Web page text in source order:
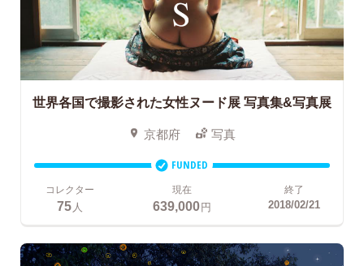
世界各国で撮影された女性ヌード展写真集&写真展
京都府 写真
FUNDED
コレクター
75人
現在
639,000円
終了
2018/02/21